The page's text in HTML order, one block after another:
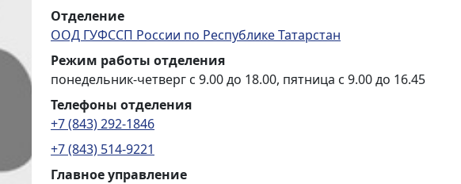
Отделение
ООД ГУФССП России по Республике Татарстан
Режим работы отделения
понедельник-четверг с 9.00 до 18.00, пятница с 9.00 до 16.45
Телефоны отделения
+7 (843) 292-1846
+7 (843) 514-9221
Главное управление